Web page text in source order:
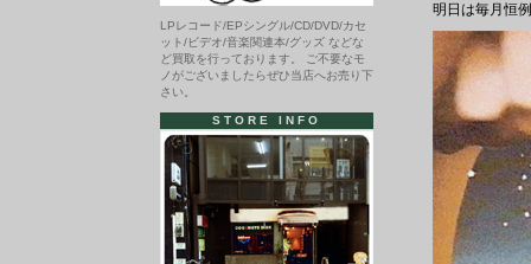
明日は毎月恒
LPレコード/EPシングル/CD/DVD/カセ
ット/ビデオ/音楽関連本/グッズ などな
ど買取を行っております。 ご不要なモ
ノがございましたらぜひ当店へお売り下
さい。
STORE INFO